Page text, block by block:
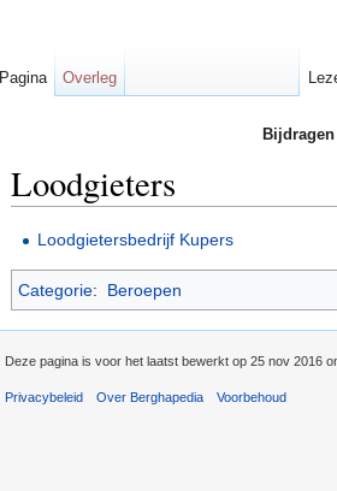
Loodgieters
Loodgietersbedrijf Kupers
Categorie: Beroepen
Pagina Overleg
Deze pagina is voor het laatst bewerkt op 25 nov 2016
Privacybeleid Over Berghapedia Voorbehoud